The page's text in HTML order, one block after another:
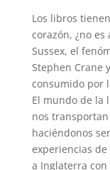
Los libros
corazón, ¿no
Sussex, el
Stephen Crane
consumido por
El mundo de la
nos
haciéndonos
experiencias
a Inglaterra con